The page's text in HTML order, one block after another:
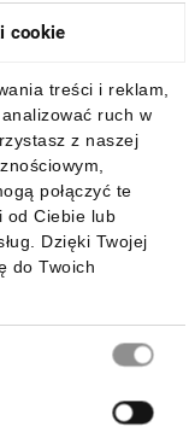
cookie
treści i reklam,
ruch w
z naszej
połączyć te
od Ciebie lub
Dzięki Twojej
do Twoich